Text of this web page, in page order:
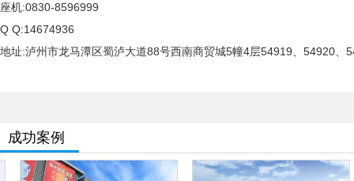
座机:0830-8596999
Q Q:14674936
地址:泸州市龙马潭区蜀泸大道88号西南商贸城5幢4层54919、54920、
成功案例